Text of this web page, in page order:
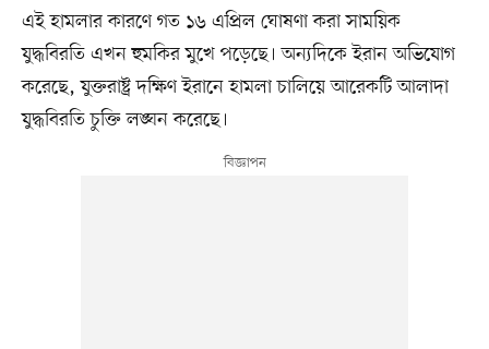
এই হামলার কারণে গত ১৬ এপ্রিল ঘোষণা করা সাময়িক
যুদ্ধবিরতি এখন হুমকির মুখে পড়েছে। অন্যদিকে ইরান অভিযোগ
করেছে, যুক্তরাষ্ট্র দক্ষিণ ইরানে হামলা চালিয়ে আরেকটি আলাদা
যুদ্ধবিরতি চুক্তি লঙ্ঘন করেছে।